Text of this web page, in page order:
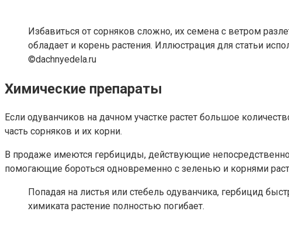
Избавиться от сорняков сложно, их семена с ветром
обладает и корень растения. Иллюстрация для статьи
©dachnyedela.ru
Химические препараты
Если одуванчиков на дачном участке растет большое
часть сорняков и их корни.
В продаже имеются гербициды, действующие
помогающие бороться одновременно с зеленью и корнями
Попадая на листья или стебель одуванчика, гербицид
химиката растение полностью погибает.